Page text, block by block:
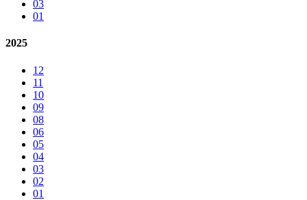
03
01
2025
12
11
10
09
08
06
05
04
03
02
01